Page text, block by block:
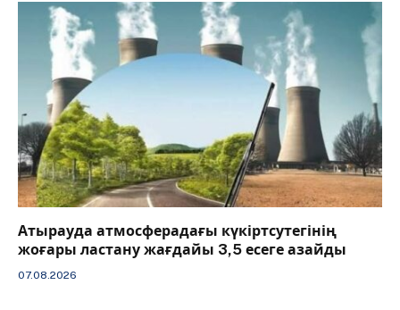
Атырауда атмосферадағы күкіртсутегінің
жоғары ластану жағдайы 3,5 есеге азайды
07.08.2026